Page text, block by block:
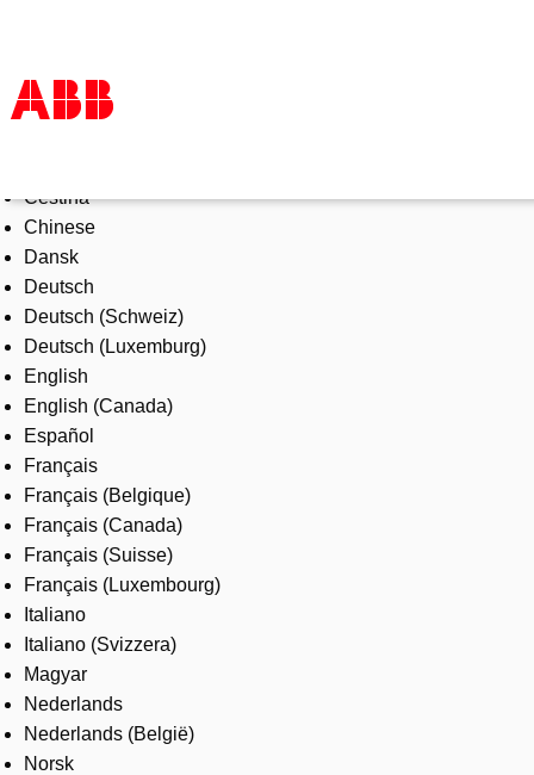
Products & Solutions
Industries
Services
About us
Where to buy
Contact us
Careers
Čeština
Chinese
Dansk
Deutsch
Deutsch (Schweiz)
Deutsch (Luxemburg)
English
English (Canada)
Español
Français
Français (Belgique)
Français (Canada)
Français (Suisse)
Français (Luxembourg)
Italiano
Italiano (Svizzera)
Magyar
Nederlands
Nederlands (België)
Norsk